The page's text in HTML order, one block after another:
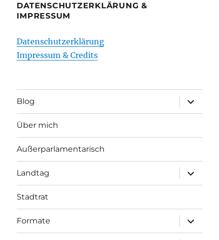
DATENSCHUTZERKLÄRUNG &
IMPRESSUM
Datenschutzerklärung
Impressum & Credits
Blog
öffnen
Über mich
Außerparlamentarisch
Landtag
öffnen
Stadtrat
Formate
öffnen